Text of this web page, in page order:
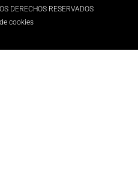
DERECHOS RESERVADOS
cookies